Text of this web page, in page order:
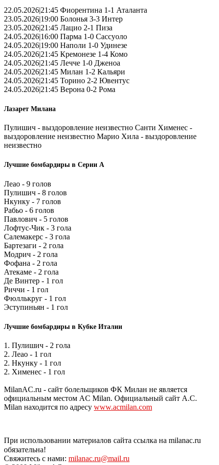
22.05.2026|21:45 Фиорентина 1-1 Аталанта
23.05.2026|19:00 Болонья 3-3 Интер
23.05.2026|21:45 Лацио 2-1 Пиза
24.05.2026|16:00 Парма 1-0 Сассуоло
24.05.2026|19:00 Наполи 1-0 Удинезе
24.05.2026|21:45 Кремонезе 1-4 Комо
24.05.2026|21:45 Лечче 1-0 Дженоа
24.05.2026|21:45 Милан 1-2 Кальяри
24.05.2026|21:45 Торино 2-2 Ювентус
24.05.2026|21:45 Верона 0-2 Рома
Лазарет Милана
Пулишич - выздоровление неизвестно Санти Хименес -
выздоровление неизвестно Марио Хила - выздоровление
неизвестно
Лучшие бомбардиры в Серии А
Леао - 9 голов
Пулишич - 8 голов
Нкунку - 7 голов
Рабьо - 6 голов
Павлович - 5 голов
Лофтус-Чик - 3 гола
Салемакерс - 3 гола
Бартезаги - 2 гола
Модрич - 2 гола
Фофана - 2 гола
Атекаме - 2 гола
Де Винтер - 1 гол
Риччи - 1 гол
Фюллькруг - 1 гол
Эступиньян - 1 гол
Лучшие бомбардиры в Кубке Италии
1. Пулишич - 2 гола
2. Леао - 1 гол
2. Нкунку - 1 гол
2. Хименес - 1 гол
MilanAC.ru - сайт болельщиков ФК Милан не является
официальным местом AC Milan. Официальный сайт A.C.
Milan находится по адресу www.acmilan.com
При использовании материалов сайта ссылка на milanac.ru
обязательна!
Свяжитесь с нами: milanac.ru@mail.ru